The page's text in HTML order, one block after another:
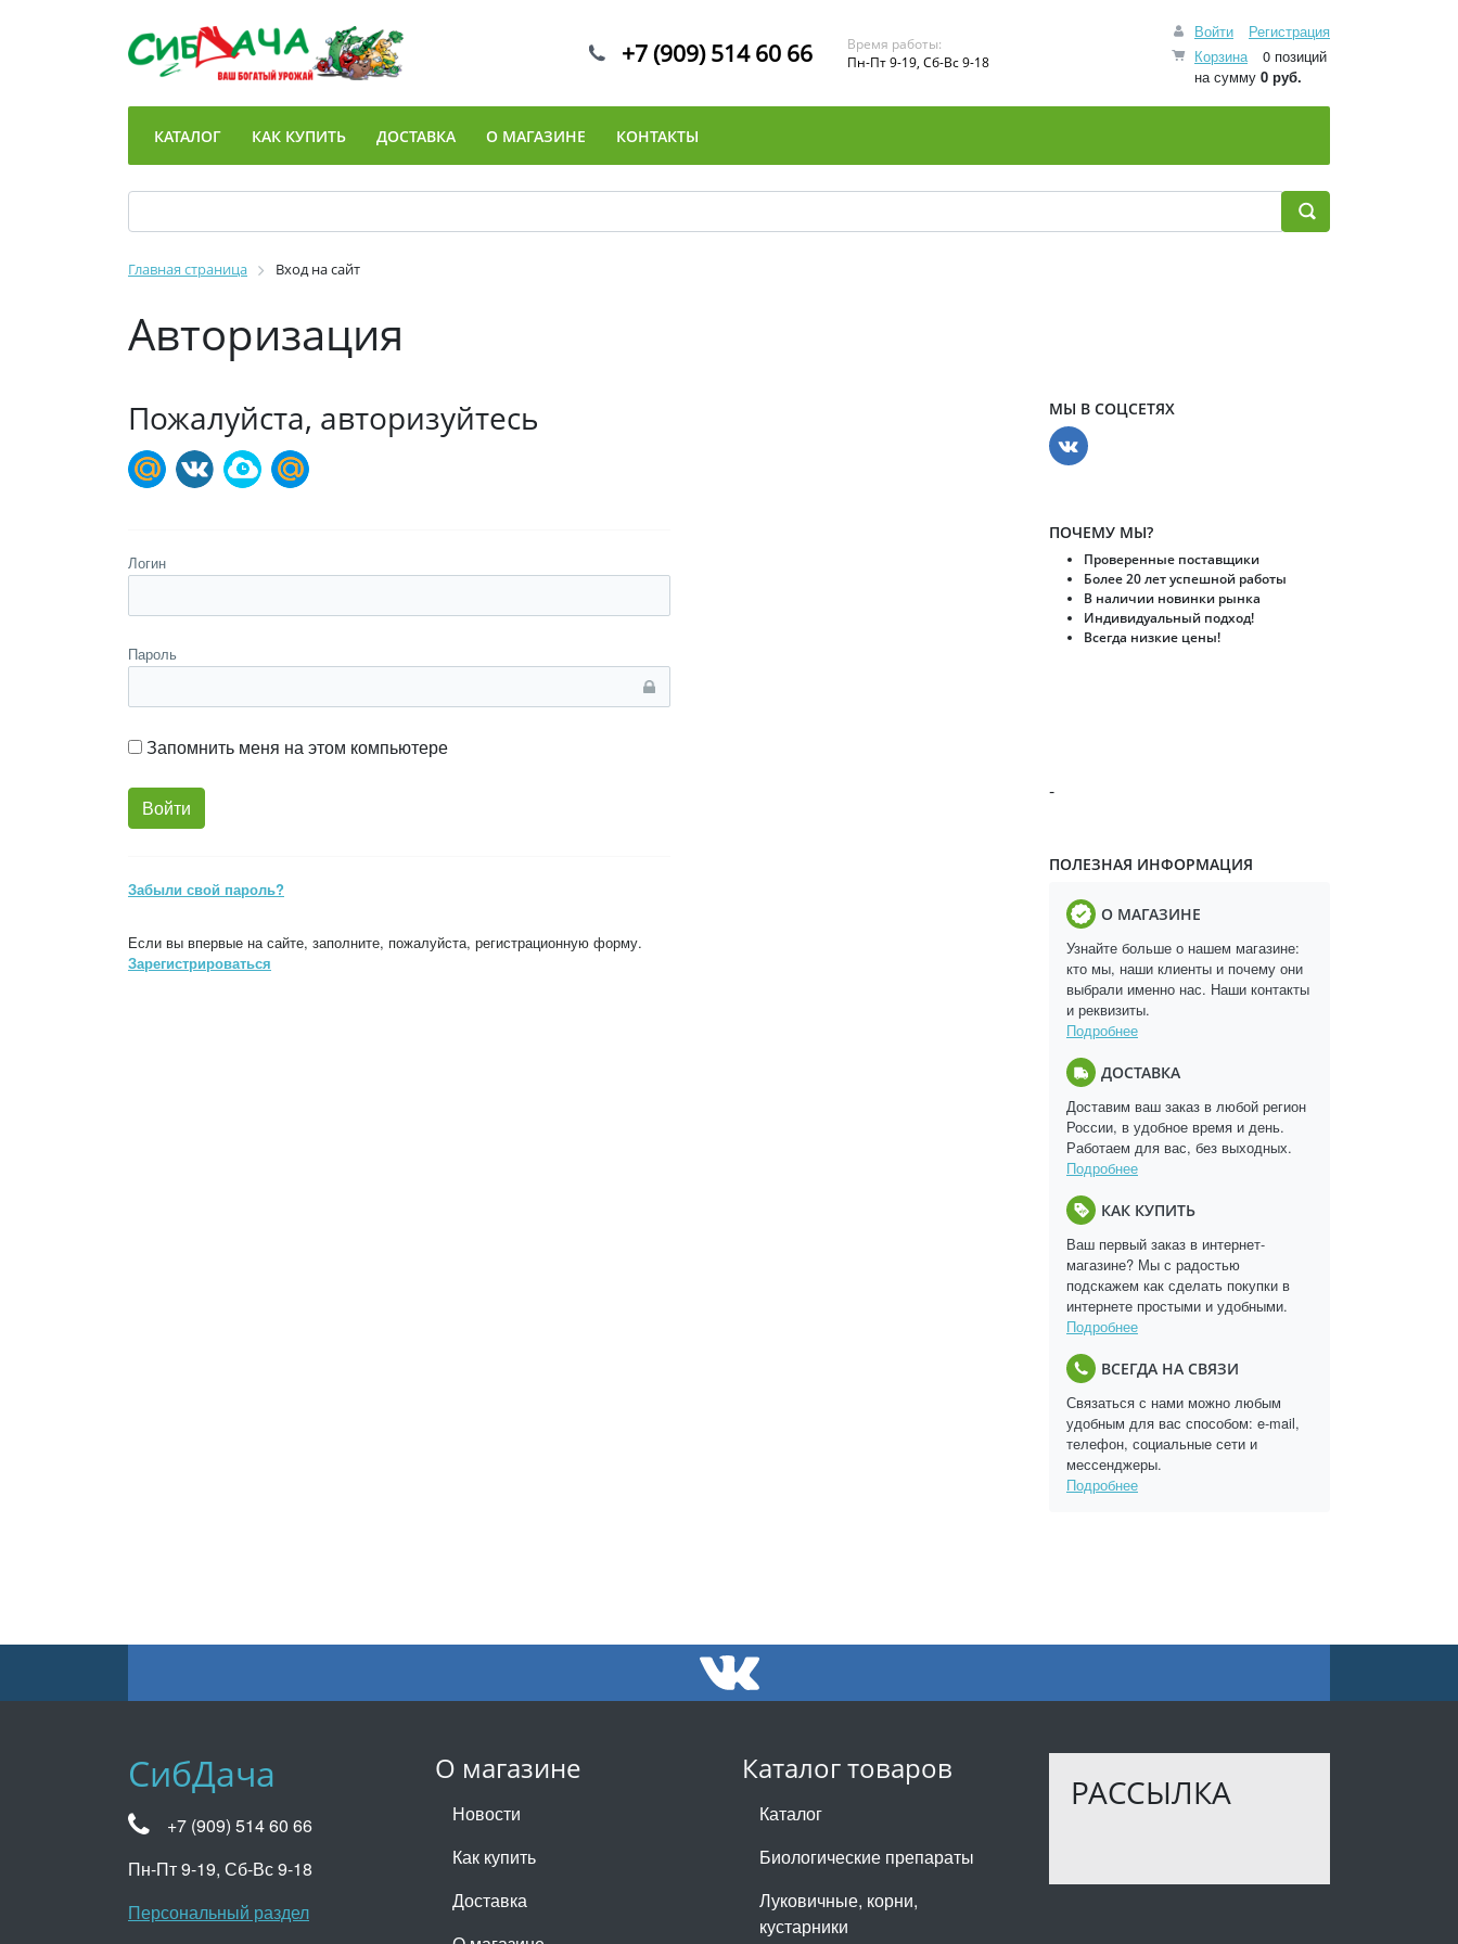
Войти
Регистрация
Корзина
0 позиций
на сумму 0 руб.
+7 (909) 514 60 66
Время работы:
Пн-Пт 9-19, Сб-Вс 9-18
КАТАЛОГ КАК КУПИТЬ ДОСТАВКА О МАГАЗИНЕ КОНТАКТЫ
Главная страница Вход на сайт
Авторизация
Пожалуйста, авторизуйтесь
Логин
Пароль
Запомнить меня на этом компьютере
Забыли свой пароль?
Если вы впервые на сайте, заполните, пожалуйста, регистрационную форму.
Зарегистрироваться
МЫ В СОЦСЕТЯХ
ПОЧЕМУ МЫ?
Проверенные поставщики
Более 20 лет успешной работы
В наличии новинки рынка
Индивидуальный подход!
Всегда низкие цены!
-
ПОЛЕЗНАЯ ИНФОРМАЦИЯ
О МАГАЗИНЕ
Узнайте больше о нашем магазине:
кто мы, наши клиенты и почему они
выбрали именно нас. Наши контакты
и реквизиты.
Подробнее
ДОСТАВКА
Доставим ваш заказ в любой регион
России, в удобное время и день.
Работаем для вас, без выходных.
Подробнее
КАК КУПИТЬ
Ваш первый заказ в интернет-
магазине? Мы с радостью
подскажем как сделать покупки в
интернете простыми и удобными.
Подробнее
ВСЕГДА НА СВЯЗИ
Связаться с нами можно любым
удобным для вас способом: e-mail,
телефон, социальные сети и
мессенджеры.
Подробнее
О магазине
Новости
Как купить
Доставка
Каталог товаров
Каталог
Биологические препараты
Луковичные, корни,
кустарники
РАССЫЛКА
СибДача
+7 (909) 514 60 66
Пн-Пт 9-19, Сб-Вс 9-18
Персональный раздел